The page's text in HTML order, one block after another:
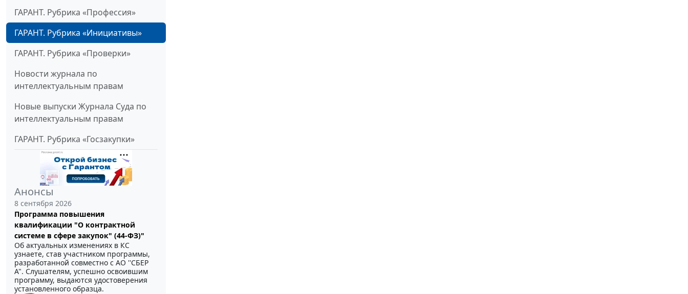
ГАРАНТ. Рубрика «Профессия»
ГАРАНТ. Рубрика «Инициативы»
ГАРАНТ. Рубрика «Проверки»
Новости журнала по
интеллектуальным правам
Новые выпуски Журнала Суда по
интеллектуальным правам
ГАРАНТ. Рубрика «Госзакупки»
Анонсы
8 сентября 2026
Программа повышения
квалификации "О контрактной
системе в сфере закупок" (44-ФЗ)"
Об актуальных изменениях в КС
узнаете, став участником программы,
разработанной совместно с АО ''СБЕР
А". Слушателям, успешно освоившим
программу, выдаются удостоверения
установленного образца.